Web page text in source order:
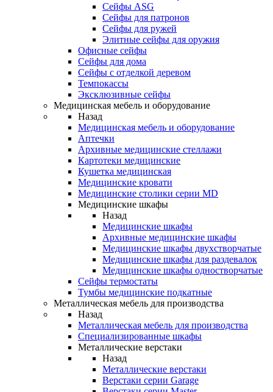
Сейфы ASG
Сейфы для патронов
Сейфы для ружей
Элитные сейфы для оружия
Офисные сейфы
Сейфы для дома
Сейфы с отделкой деревом
Темпокассы
Эксклюзивные сейфы
Медицинская мебель и оборудование
Назад
Медицинская мебель и оборудование
Аптечки
Архивные медицинские стеллажи
Картотеки медицинские
Кушетка медицинская
Медицинские кровати
Медицинские столики серии MD
Медицинские шкафы
Назад
Медицинские шкафы
Архивные медицинские шкафы
Медицинские шкафы двухстворчатые
Медицинские шкафы для раздевалок
Медицинские шкафы одностворчатые
Сейфы термостаты
Тумбы медицинские подкатные
Металлическая мебель для производства
Назад
Металлическая мебель для производства
Cпециализированные шкафы
Металлические верстаки
Назад
Металлические верстаки
Верстаки серии Garage